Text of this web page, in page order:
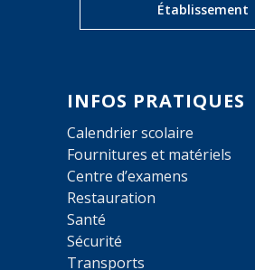
Établissement
INFOS PRATIQUES
Calendrier scolaire
Fournitures et matériels
Centre d’examens
Restauration
Santé
Sécurité
Transports